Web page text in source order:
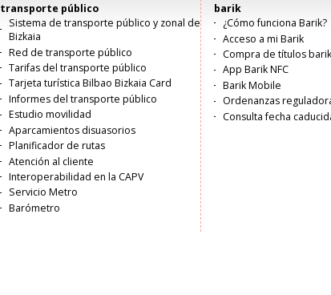
transporte público
Sistema de transporte público y zonal de
Bizkaia
Red de transporte público
Tarifas del transporte público
Tarjeta turística Bilbao Bizkaia Card
Informes del transporte público
Estudio movilidad
Aparcamientos disuasorios
Planificador de rutas
Atención al cliente
Interoperabilidad en la CAPV
Servicio Metro
Barómetro
barik
¿Cómo funciona Barik?
Acceso a mi Barik
Compra de títulos barik
App Barik NFC
Barik Mobile
Ordenanzas
Consulta fecha